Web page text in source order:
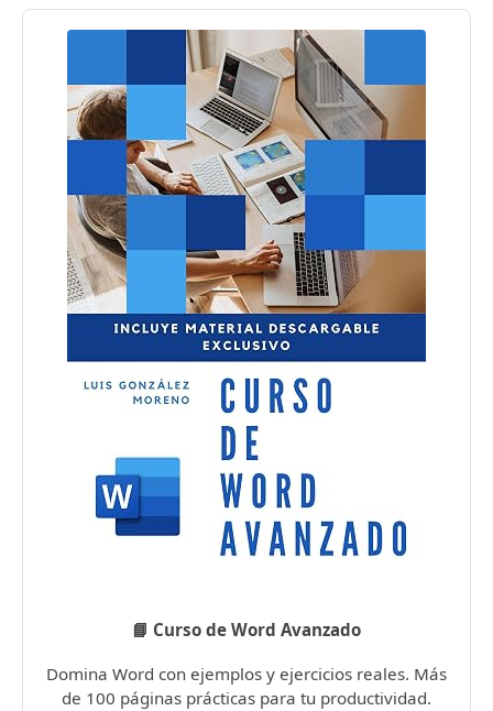
📘 Curso de Word Avanzado
Domina Word con ejemplos y ejercicios reales. Más
de 100 páginas prácticas para tu productividad.